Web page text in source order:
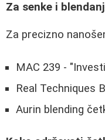
Za senke i
Za precizno
MAC 239 -
Real Techniques
Aurin blending